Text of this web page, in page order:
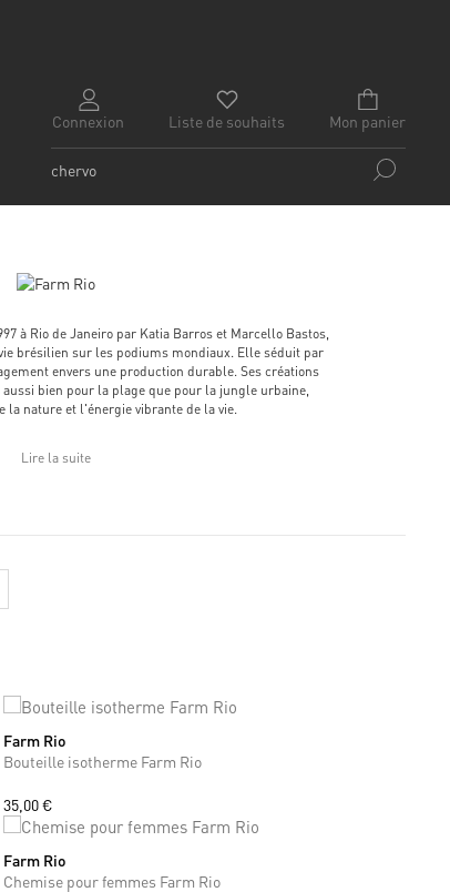
Connexion Mon panier
Liste de souhaits
à Rio de Janeiro par Katia Barros et Marcello Bastos,
brésilien sur les podiums mondiaux. Elle séduit par
envers une production durable. Ses créations
aussi bien pour la plage que pour la jungle urbaine,
la nature et l'énergie vibrante de la vie.
Lire la suite
ONE SIZE
Farm Rio
Bouteille isotherme Farm Rio
35,00 €
S M
Farm Rio
Chemise pour femmes Farm Rio